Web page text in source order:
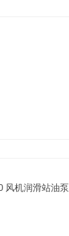
风机润滑站油泵